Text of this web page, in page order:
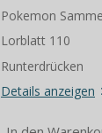
Pokemon
Lorblatt 110
Runterdrücken
Details anzeigen